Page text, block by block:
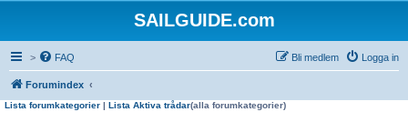
SAILGUIDE.com
> FAQ Logga in
Bli medlem
Forumindex
Lista forumkategorier | Lista Aktiva trådar(alla forumkategorier)